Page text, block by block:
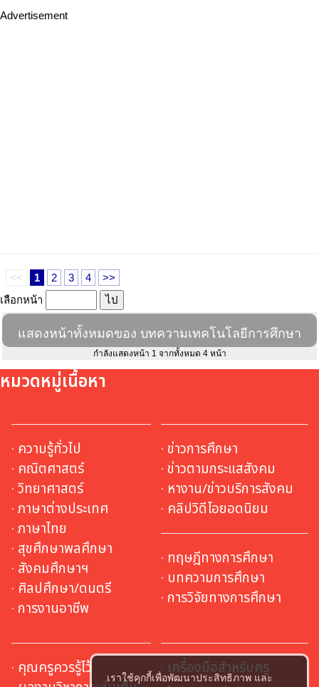
เราใช้คุกกี้เพื่อพัฒนาประสิทธิภาพ และ
Advertisement
<< 1 2 3 4
>>
เลือกหน้า
แสดงหน้าทั้งหมดของ บทความเทคโนโลยีการศึกษา
กำลังแสดงหน้า 1 จากทั้งหมด 4 หน้า
หมวดหมู่เนื้อหา
· ความรู้ทั่วไป
· คณิตศาสตร์
· วิทยาศาสตร์
· ภาษาต่างประเทศ
· ภาษาไทย
· สุขศึกษาพลศึกษา
· สังคมศึกษาฯ
· ศิลปศึกษา/ดนตรี
· การงานอาชีพ
· ข่าวการศึกษา
· ข่าวตามกระแสสังคม
· หางาน/ข่าวบริการสังคม
· คลิปวิดีโอยอดนิยม
· ทฤษฎีทางการศึกษา
· บทความการศึกษา
· การวิจัยทางการศึกษา
· คุณครูควรรู้ไว้
· เครื่องมือสำหรับครู